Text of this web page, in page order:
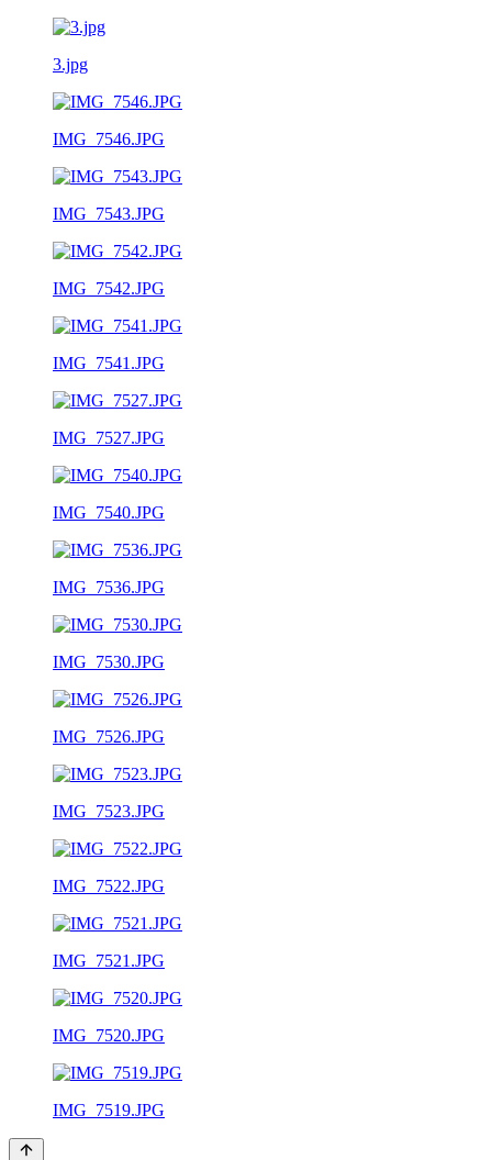
3.jpg
IMG_7546.JPG
IMG_7543.JPG
IMG_7542.JPG
IMG_7541.JPG
IMG_7527.JPG
IMG_7540.JPG
IMG_7536.JPG
IMG_7530.JPG
IMG_7526.JPG
IMG_7523.JPG
IMG_7522.JPG
IMG_7521.JPG
IMG_7520.JPG
IMG_7519.JPG